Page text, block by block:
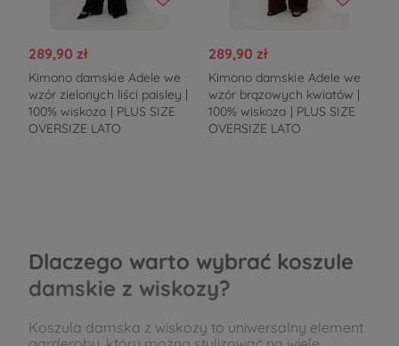
289,90 zł
Kimono damskie Adele we
wzór zielonych liści paisley |
100% wiskoza | PLUS SIZE
OVERSIZE LATO
289,90 zł
Kimono damskie Adele we
wzór brązowych kwiatów |
100% wiskoza | PLUS SIZE
OVERSIZE LATO
Dlaczego warto wybrać koszule
damskie z wiskozy?
Koszula damska z wiskozy to uniwersalny element